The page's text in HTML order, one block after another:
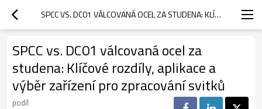
SPCC VS. DC01 VÁLCOVANÁ OCEL ZA STUDENA: KLÍČOVÉ ROZDÍLY, APLIKACE A VÝBĚR ZAŘÍZENÍ PRO ZPRACOVÁNÍ SVITKŮ
SPCC vs. DC01 válcovaná ocel za
studena: Klíčové rozdíly, aplikace a
výběr zařízení pro zpracování svitků
podíl